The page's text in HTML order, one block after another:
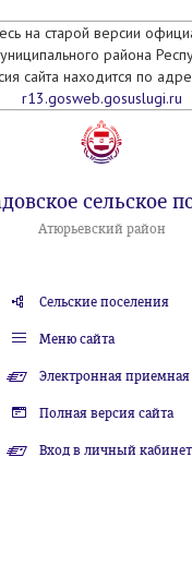
на старой версии
района
сайта находится по
r13.gosweb.gosuslugi.ru
сельское
Атюрьевский район
Сельские поселения
Меню сайта
Электронная приемная
Полная версия сайта
Вход в личный кабинет